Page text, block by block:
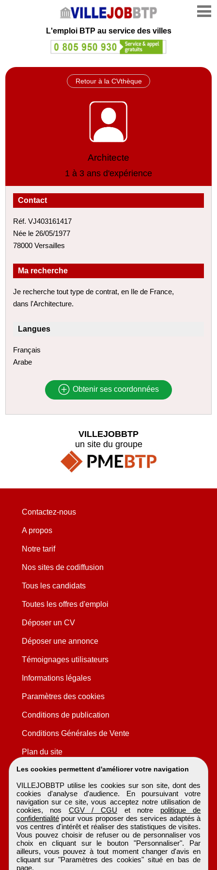
L'emploi BTP au service des villes
Retour à la CVthèque
Architecte
1 à 3 ans d'expérience
Contact
Réf. VJ403161417
Née le 26/05/1977
78000 Versailles
Ma recherche
Je recherche tout type de contrat, en Ile de France,
dans l'Architecture.
Langues
Français
Arabe
Obtenir ses coordonnées
Les cookies permettent d'améliorer votre navigation
VILLEJOBBTP utilise les cookies sur son site, dont des
cookies d'analyse d'audience. En poursuivant votre
navigation sur ce site, vous acceptez notre utilisation de
cookies, nos CGV / CGU et notre politique de
confidentialitépour vous proposer des services adaptés à
vos centres d'intérêt et réaliser des statistiques de visites.
Vous pouvez choisir de refuser ou de personnaliser vos
choix en cliquant sur le bouton "Personnaliser". Par
ailleurs, vous pouvez à tout moment changer d'avis en
cliquant sur "Paramètres des cookies" situé en bas de
page.
VILLEJOBBTP
un site du groupe
Contactez-nous
A propos
Notre tarif
Nos sites de codiffusion
Tous les candidats
Toutes les offres d'emploi
Déposer un CV
Déposer une annonce
Témoignages utilisateurs
Informations légales
Paramètres des cookies
Conditions de publication
Conditions Générales de Vente
Plan du site